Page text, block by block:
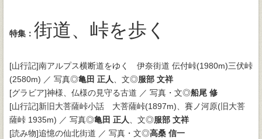
特集： 街道、峠を歩く
[山行記]南アルプス横断道をゆく 伊奈街道 伝付峠(1980m)三伏峠
(2580m) ／ 写真◎亀田 正人 、文◎服部 文祥
[グラビア]神様、仏様の見守る古道 ／ 写真・文◎船尾 修
[山行記]新旧大菩薩峠小話 大菩薩峠(1897m)、賽ノ河原(旧大菩
薩峠 1935m) ／ 写真◎亀田 正人 、文◎服部 文祥
[読み物]追憶の仙北街道 ／ 写真・文◎高桑 信一